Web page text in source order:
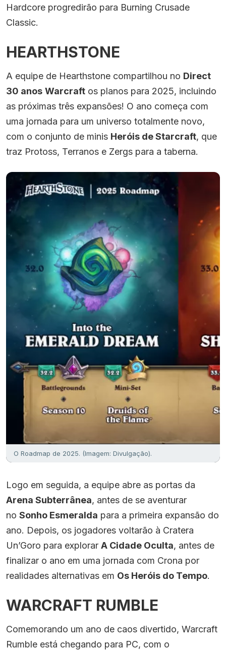
Hardcore progredirão para Burning Crusade
Classic.
HEARTHSTONE
A equipe de Hearthstone compartilhou no Direct
30 anos Warcraft os planos para 2025, incluindo
as próximas três expansões! O ano começa com
uma jornada para um universo totalmente novo,
com o conjunto de minis Heróis de Starcraft, que
traz Protoss, Terranos e Zergs para a taberna.
O Roadmap de 2025. (Imagem: Divulgação).
Logo em seguida, a equipe abre as portas da
Arena Subterrânea, antes de se aventurar
no Sonho Esmeralda para a primeira expansão do
ano. Depois, os jogadores voltarão à Cratera
Un’Goro para explorar A Cidade Oculta, antes de
finalizar o ano em uma jornada com Crona por
realidades alternativas em Os Heróis do Tempo.
WARCRAFT RUMBLE
Comemorando um ano de caos divertido, Warcraft
Rumble está chegando para PC, com o